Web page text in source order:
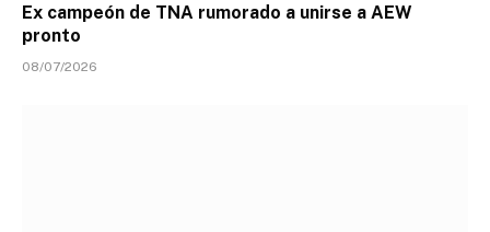
Ex campeón de TNA rumorado a unirse a AEW
pronto
08/07/2026